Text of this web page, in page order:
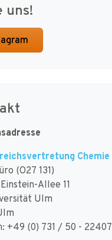
uns!
Chemie
(O27 131)
Allee 11
Ulm
+49 (0) 731 / 50 - 22407